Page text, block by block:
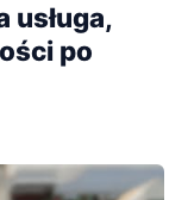
usługa,
po